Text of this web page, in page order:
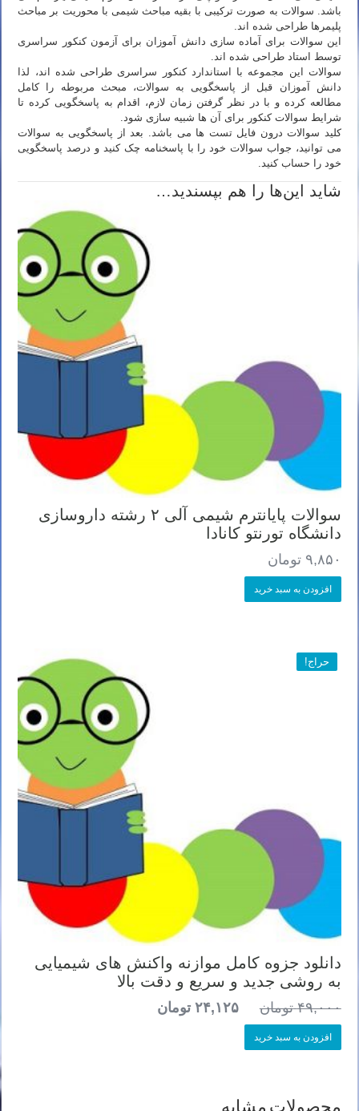
باشد. سوالات به صورت ترکیبی با بقیه مباحث شیمی با محوریت بر مباحث
پلیمرها طراحی شده اند.
این سوالات برای آماده سازی دانش آموزان برای آزمون کنکور سراسری
توسط استاد طراحی شده اند.
سوالات این مجموعه با استاندارد کنکور سراسری طراحی شده اند، لذا
دانش آموزان قبل از پاسخگویی به سوالات، مبحث مربوطه را کامل
مطالعه کرده و با در نظر گرفتن زمان لازم، اقدام به پاسخگویی کرده تا
شرایط سوالات کنکور برای آن ها شبیه سازی شود.
کلید سوالات درون فایل تست ها می باشد. بعد از پاسخگویی به سوالات
می توانید، جواب سوالات خود را با پاسخنامه چک کنید و درصد پاسخگویی
خود را حساب کنید.
شاید این‌ها را هم بپسندید…
سوالات پایانترم شیمی آلی ۲ رشته داروسازی
دانشگاه تورنتو کانادا
۹,۸۵۰ تومان
افزودن به سبد خرید
حراج!
دانلود جزوه کامل موازنه واکنش های شیمیایی
به روشی جدید و سریع و دقت بالا
۴۹,۰۰۰ تومان
قیمت
اصلی:
۲۴,۱۲۵ تومان
افزودن به سبد خرید